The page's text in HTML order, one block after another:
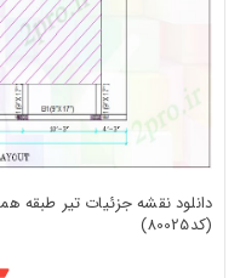
دانلود نقشه جزئیات تیر
(کد80025)